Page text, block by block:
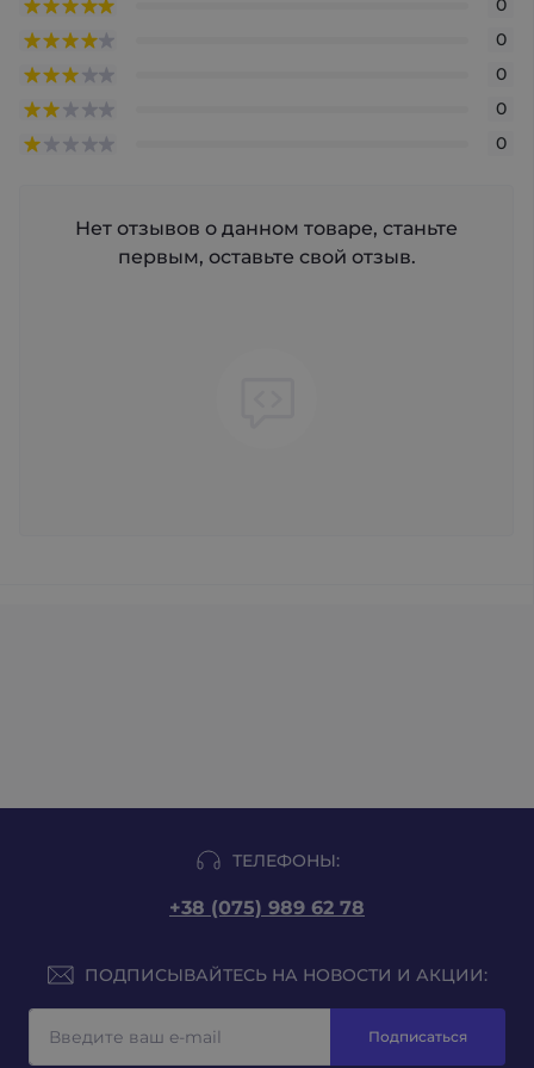
0
0
0
0
0
Нет отзывов о данном товаре, станьте
первым, оставьте свой отзыв.
ТЕЛЕФОНЫ:
+38 (075) 989 62 78
ПОДПИСЫВАЙТЕСЬ НА НОВОСТИ И АКЦИИ:
Подписаться